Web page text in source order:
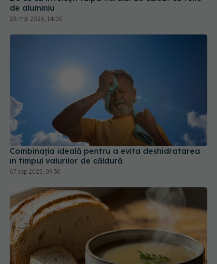
Combinația ideală pentru a evita deshidratarea
în timpul valurilor de căldură
07 sep 2025, 09:30
Cum salvezi supa prea sărată cu o felie de pâine